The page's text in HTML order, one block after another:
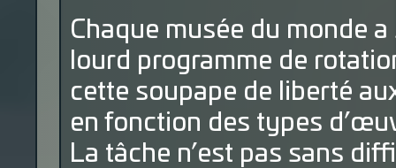
Chaque musée du monde
lourd programme de
cette soupape de liberté
en fonction des types
La tâche n’est pas sans